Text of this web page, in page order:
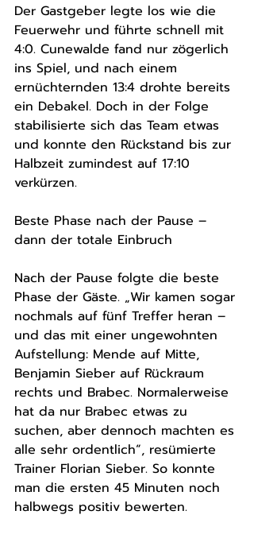
Der Gastgeber legte los wie die
Feuerwehr und führte schnell mit
4:0. Cunewalde fand nur zögerlich
ins Spiel, und nach einem
ernüchternden 13:4 drohte bereits
ein Debakel. Doch in der Folge
stabilisierte sich das Team etwas
und konnte den Rückstand bis zur
Halbzeit zumindest auf 17:10
verkürzen.
Beste Phase nach der Pause –
dann der totale Einbruch
Nach der Pause folgte die beste
Phase der Gäste. „Wir kamen sogar
nochmals auf fünf Treffer heran –
und das mit einer ungewohnten
Aufstellung: Mende auf Mitte,
Benjamin Sieber auf Rückraum
rechts und Brabec. Normalerweise
hat da nur Brabec etwas zu
suchen, aber dennoch machten es
alle sehr ordentlich“, resümierte
Trainer Florian Sieber. So konnte
man die ersten 45 Minuten noch
halbwegs positiv bewerten.